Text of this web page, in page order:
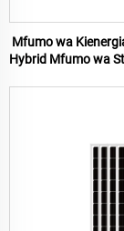
Mfumo wa
Hybrid Mfumo wa